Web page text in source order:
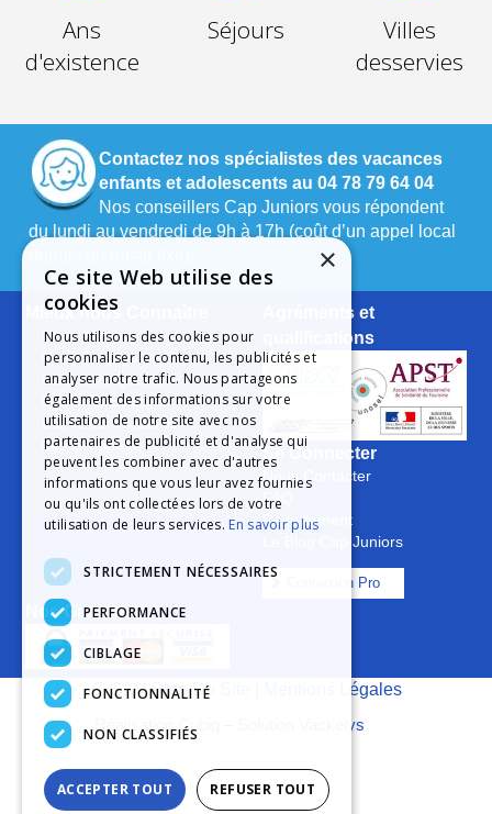
Ans
d'existence
Séjours
Villes
desservies
Contactez nos spécialistes des vacances
enfants et adolescents au 04 78 79 64 04
Nos conseillers Cap Juniors vous répondent
du lundi au vendredi de 9h à 17h (coût d’un appel local
Mieux nous Connaître
Notre Histoire
Notre Engagement
La Charte Qualité
Le Projet Educatif
Les Aides Possibles
Les Groupes
Agréments et
qualifications
Se Connecter
Nous Contacter
FAQ
Recrutement
Le Blog Cap Juniors
Connexion Pro
Nos Garanties
C.G.V|Plan Du Site
Mentions Légales
Réalisation Cubiq
Solution Vackelys
×
Ce site Web utilise des
cookies
Nous utilisons des cookies pour
personnaliser le contenu, les publicités et
analyser notre trafic. Nous partageons
également des informations sur votre
utilisation de notre site avec nos
partenaires de publicité et d'analyse qui
peuvent les combiner avec d'autres
informations que vous leur avez fournies
ou qu'ils ont collectées lors de votre
utilisation de leurs services. En savoir plus
STRICTEMENT NÉCESSAIRES
PERFORMANCE
CIBLAGE
FONCTIONNALITÉ
NON CLASSIFIÉS
ACCEPTER TOUT REFUSER TOUT